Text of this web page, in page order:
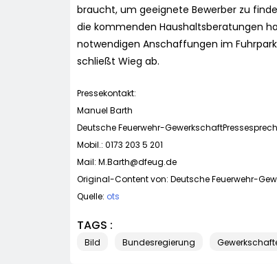
braucht, um geeignete Bewerber zu
die kommenden Haushaltsberatungen
notwendigen Anschaffungen im
schließt Wieg ab.
Pressekontakt:
Manuel Barth
Deutsche Feuerwehr-
Mobil.: 0173 203 5 201
Mail: M.Barth@dfeug.de
Original-Content von: Deutsche Feuerwehr-
Quelle: ots
TAGS :
Bild Bundesregierung